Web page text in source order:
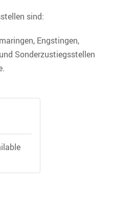
sind:
Engstingen,
Sonderzustiegsstellen